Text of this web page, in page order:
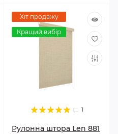
Хіт продажу
Кращий вибір
1
Рулонна штора Len 881